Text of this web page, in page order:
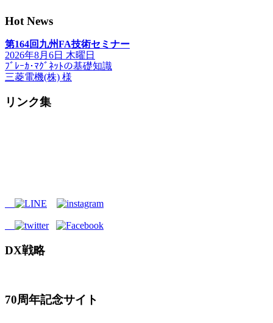
Hot News
第164回九州FA技術セミナー
2026年8月6日 木曜日
ﾌﾞﾚｰｶ･ﾏｸﾞﾈｯﾄの基礎知識
三菱電機(株) 様
リンク集
DX戦略
70周年記念サイト